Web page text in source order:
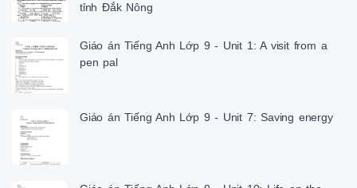
tỉnh Đắk Nông
Giáo án Tiếng Anh Lớp 9 - Unit 1: A visit from a
pen pal
Giáo án Tiếng Anh Lớp 9 - Unit 7: Saving energy